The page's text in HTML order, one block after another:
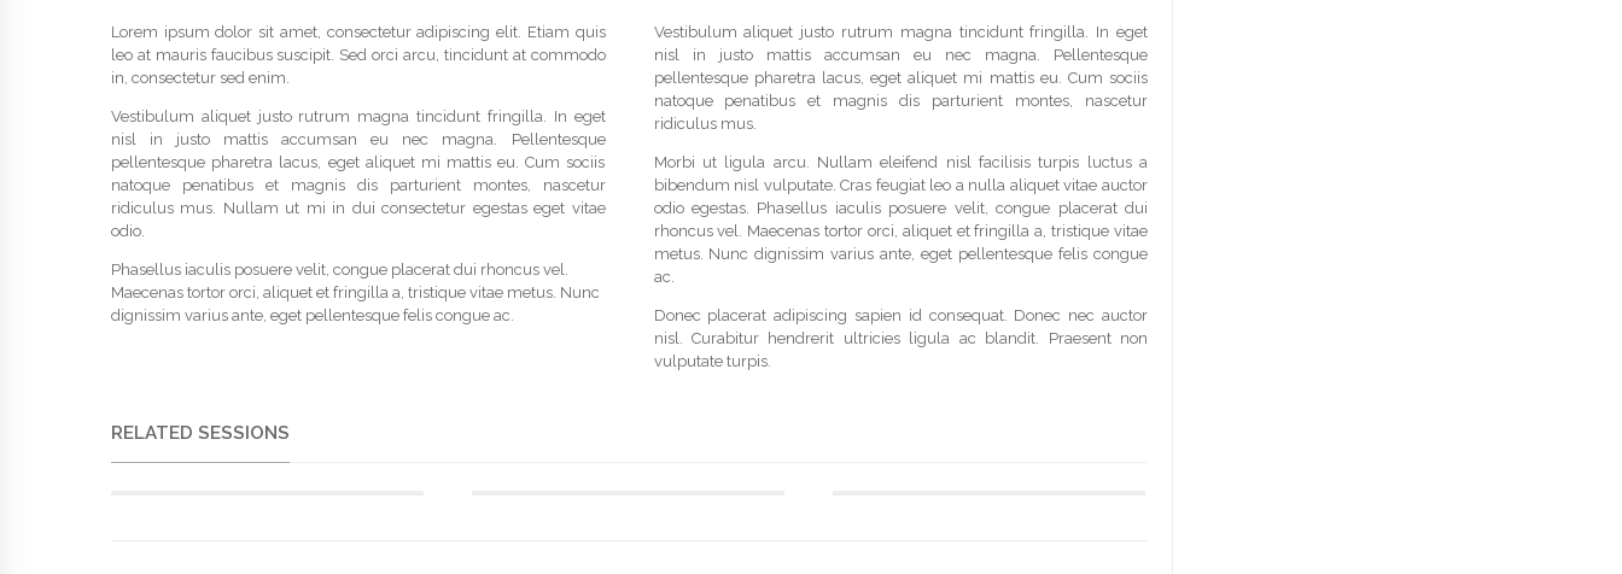
Lorem ipsum dolor sit amet, consectetur adipiscing elit. Etiam quis
leo at mauris faucibus suscipit. Sed orci arcu, tincidunt at commodo
in, consectetur sed enim.
Vestibulum aliquet justo rutrum magna tincidunt fringilla. In eget
nisl in justo mattis accumsan eu nec magna. Pellentesque
pellentesque pharetra lacus, eget aliquet mi mattis eu. Cum sociis
natoque penatibus et magnis dis parturient montes, nascetur
ridiculus mus. Nullam ut mi in dui consectetur egestas eget vitae
odio.
Phasellus iaculis posuere velit, congue placerat dui rhoncus vel.
Maecenas tortor orci, aliquet et fringilla a, tristique vitae metus. Nunc
dignissim varius ante, eget pellentesque felis congue ac.
Vestibulum aliquet justo rutrum magna tincidunt fringilla. In eget
nisl in justo mattis accumsan eu nec magna. Pellentesque
pellentesque pharetra lacus, eget aliquet mi mattis eu. Cum sociis
natoque penatibus et magnis dis parturient montes, nascetur
ridiculus mus.
Morbi ut ligula arcu. Nullam eleifend nisl facilisis turpis luctus a
bibendum nisl vulputate. Cras feugiat leo a nulla aliquet vitae auctor
odio egestas. Phasellus iaculis posuere velit, congue placerat dui
rhoncus vel. Maecenas tortor orci, aliquet et fringilla a, tristique vitae
metus. Nunc dignissim varius ante, eget pellentesque felis congue
ac.
Donec placerat adipiscing sapien id consequat. Donec nec auctor
nisl. Curabitur hendrerit ultricies ligula ac blandit. Praesent non
vulputate turpis.
RELATED SESSIONS